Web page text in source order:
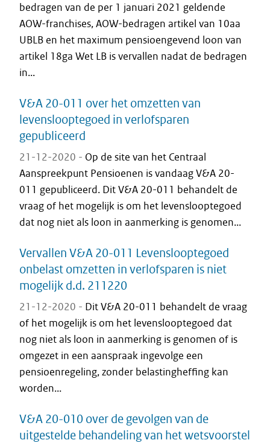
bedragen van de per 1 januari 2021 geldende
AOW-franchises, AOW-bedragen artikel van 10aa
UBLB en het maximum pensioengevend loon van
artikel 18ga Wet LB is vervallen nadat de bedragen
in...
V&A 20-011 over het omzetten van
levenslooptegoed in verlofsparen
gepubliceerd
21-12-2020 - Op de site van het Centraal
Aanspreekpunt Pensioenen is vandaag V&A 20-
011 gepubliceerd. Dit V&A 20-011 behandelt de
vraag of het mogelijk is om het levenslooptegoed
dat nog niet als loon in aanmerking is genomen...
Vervallen V&A 20-011 Levenslooptegoed
onbelast omzetten in verlofsparen is niet
mogelijk d.d. 211220
21-12-2020 - Dit V&A 20-011 behandelt de vraag
of het mogelijk is om het levenslooptegoed dat
nog niet als loon in aanmerking is genomen of is
omgezet in een aanspraak ingevolge een
pensioenregeling, zonder belastingheffing kan
worden...
V&A 20-010 over de gevolgen van de
uitgestelde behandeling van het wetsvoorstel